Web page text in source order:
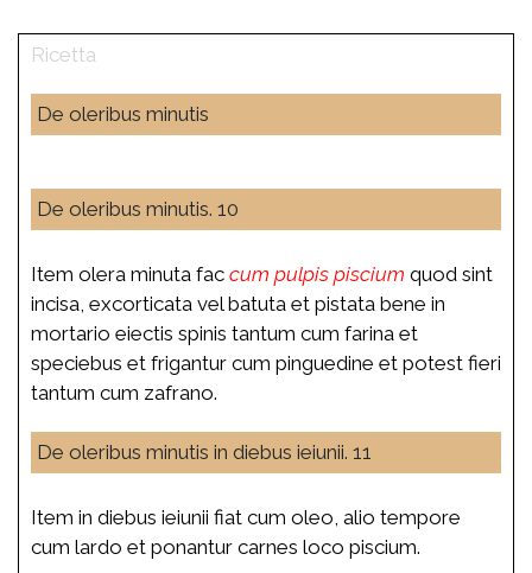
De oleribus minutis
De oleribus minutis. 10
Item olera minuta fac cum pulpis piscium quod sint
incisa, excorticata vel batuta et pistata bene in
mortario eiectis spinis tantum cum farina et
speciebus et frigantur cum pinguedine et potest fieri
tantum cum zafrano.
De oleribus minutis in diebus ieiunii. 11
Item in diebus ieiunii fiat cum oleo, alio tempore
cum lardo et ponantur carnes loco piscium.